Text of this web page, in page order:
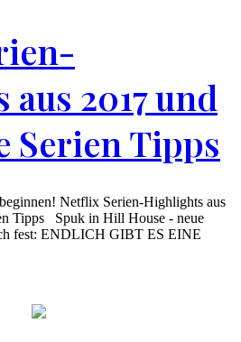
2017 und
Serien Tipps
Netflix Serien-Highlights aus
Tipps Spuk in Hill House - neue
fest: ENDLICH GIBT ES EINE